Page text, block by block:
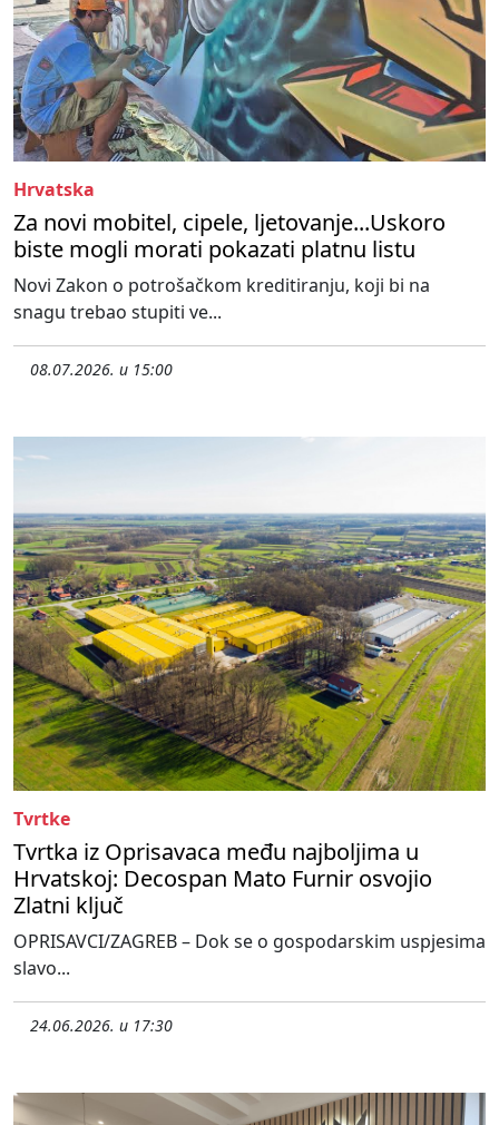
Hrvatska
Za novi mobitel, cipele, ljetovanje...Uskoro
biste mogli morati pokazati platnu listu
Novi Zakon o potrošačkom kreditiranju, koji bi na
snagu trebao stupiti ve...
08.07.2026. u 15:00
Tvrtke
Tvrtka iz Oprisavaca među najboljima u
Hrvatskoj: Decospan Mato Furnir osvojio
Zlatni ključ
OPRISAVCI/ZAGREB – Dok se o gospodarskim uspjesima
slavo...
24.06.2026. u 17:30